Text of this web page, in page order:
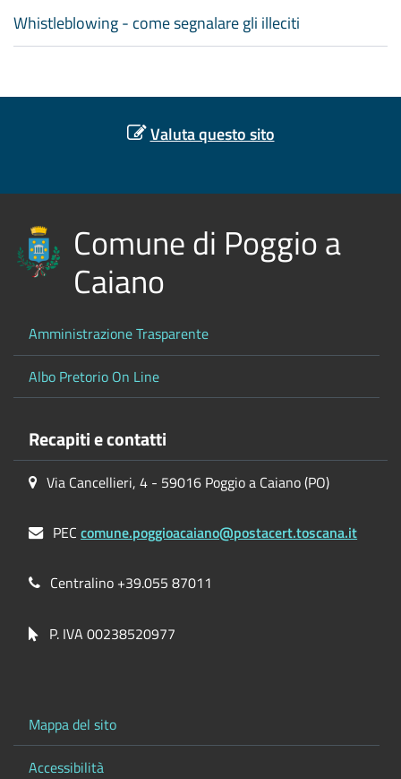
Whistleblowing - come segnalare gli illeciti
Valuta questo sito
Comune di Poggio a
Caiano
Amministrazione Trasparente
Albo Pretorio On Line
Recapiti e contatti
Via Cancellieri, 4 - 59016 Poggio a Caiano (PO)
PECcomune.poggioacaiano@postacert.toscana.it
Centralino +39.055 87011
P. IVA 00238520977
Mappa del sito
Accessibilità